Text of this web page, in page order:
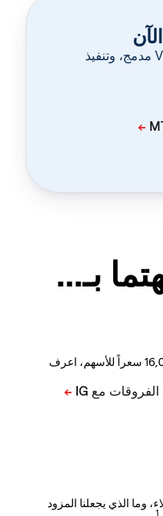
‏21 إطارًا زمنيًا، وسيرفر VPS مدمج، وتنفيذ
بـ...
قم بالشراء أو البيع عبر أكثر من 16,000 سعراً للأسهم، اعرف
وما الذي يجعلنا المزود
1